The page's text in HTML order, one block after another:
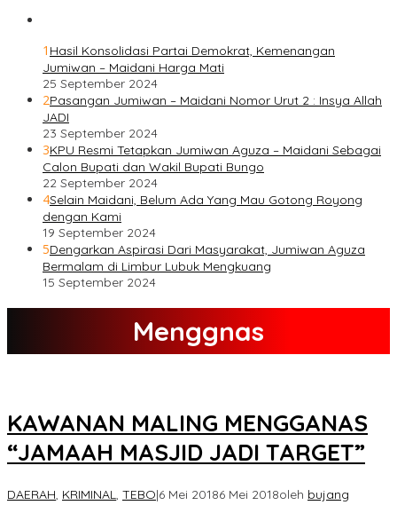
1 Hasil Konsolidasi Partai Demokrat, Kemenangan
Jumiwan – Maidani Harga Mati
25 September 2024
2Pasangan Jumiwan – Maidani Nomor Urut 2 : Insya Allah
JADI
23 September 2024
3KPU Resmi Tetapkan Jumiwan Aguza – Maidani Sebagai
Calon Bupati dan Wakil Bupati Bungo
22 September 2024
4Selain Maidani, Belum Ada Yang Mau Gotong Royong
dengan Kami
19 September 2024
5Dengarkan Aspirasi Dari Masyarakat, Jumiwan Aguza
Bermalam di Limbur Lubuk Mengkuang
15 September 2024
Menggnas
KAWANAN MALING MENGGANAS
“JAMAAH MASJID JADI TARGET”
DAERAH, KRIMINAL, TEBO|6 Mei 20186 Mei 2018oleh bujang